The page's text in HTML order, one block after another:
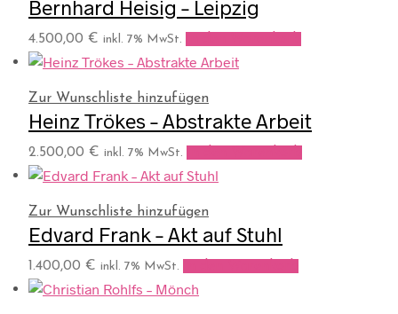
Bernhard Heisig – Leipzig
4.500,00 € inkl. 7% MwSt.
Zur Wunschliste hinzufügen
Heinz Trökes – Abstrakte Arbeit
2.500,00 € inkl. 7% MwSt.
Zur Wunschliste hinzufügen
Edvard Frank – Akt auf Stuhl
1.400,00 € inkl. 7% MwSt.